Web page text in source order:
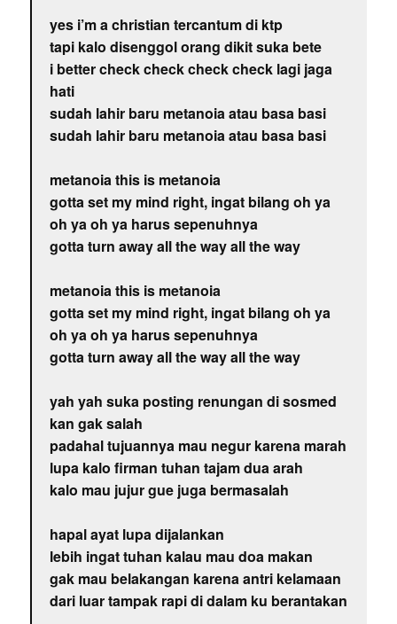
yes i’m a christian tercantum di ktp
tapi kalo disenggol orang dikit suka bete
i better check check check check lagi jaga
hati
sudah lahir baru metanoia atau basa basi
sudah lahir baru metanoia atau basa basi
metanoia this is metanoia
gotta set my mind right, ingat bilang oh ya
oh ya oh ya harus sepenuhnya
gotta turn away all the way all the way
metanoia this is metanoia
gotta set my mind right, ingat bilang oh ya
oh ya oh ya harus sepenuhnya
gotta turn away all the way all the way
yah yah suka posting renungan di sosmed
kan gak salah
padahal tujuannya mau negur karena marah
lupa kalo firman tuhan tajam dua arah
kalo mau jujur gue juga bermasalah
hapal ayat lupa dijalankan
lebih ingat tuhan kalau mau doa makan
gak mau belakangan karena antri kelamaan
dari luar tampak rapi di dalam ku berantakan